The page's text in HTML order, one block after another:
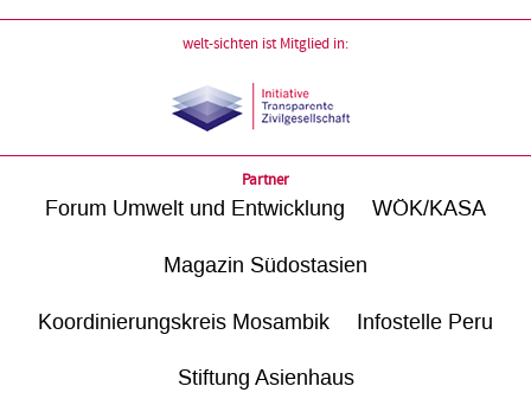
welt-sichten ist Mitglied in:
Partner
Forum Umwelt und Entwicklung WÖK/KASA
Magazin Südostasien
Koordinierungskreis Mosambik Infostelle Peru
Stiftung Asienhaus